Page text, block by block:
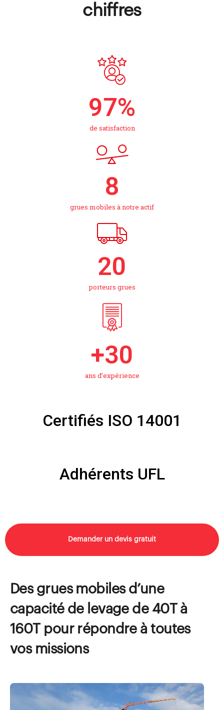
chiffres
97%
de satisfaction
8
grues mobiles à notre actif
20
porteurs grues
+30
ans d’expérience
Certifiés ISO 14001
Adhérents UFL
Demander un devis gratuit
Des grues mobiles d’une
capacité de levage de 40T à
160T pour répondre à toutes
vos missions